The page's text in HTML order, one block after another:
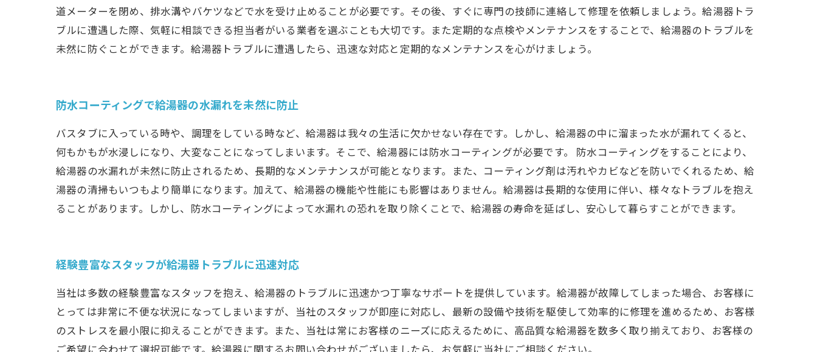
道メーターを閉め、排水溝やバケツなどで水を受け止めることが必要です。その後、すぐに専門の技師に連絡して修理を依頼しましょう。給湯器トラ
ブルに遭遇した際、気軽に相談できる担当者がいる業者を選ぶことも大切です。また定期的な点検やメンテナンスをすることで、給湯器のトラブルを
未然に防ぐことができます。給湯器トラブルに遭遇したら、迅速な対応と定期的なメンテナンスを心がけましょう。
防水コーティングで給湯器の水漏れを未然に防止
バスタブに入っている時や、調理をしている時など、給湯器は我々の生活に欠かせない存在です。しかし、給湯器の中に溜まった水が漏れてくると、
何もかもが水浸しになり、大変なことになってしまいます。そこで、給湯器には防水コーティングが必要です。 防水コーティングをすることにより、
給湯器の水漏れが未然に防止されるため、長期的なメンテナンスが可能となります。また、コーティング剤は汚れやカビなどを防いでくれるため、給
湯器の清掃もいつもより簡単になります。加えて、給湯器の機能や性能にも影響はありません。給湯器は長期的な使用に伴い、様々なトラブルを抱え
ることがあります。しかし、防水コーティングによって水漏れの恐れを取り除くことで、給湯器の寿命を延ばし、安心して暮らすことができます。
経験豊富なスタッフが給湯器トラブルに迅速対応
当社は多数の経験豊富なスタッフを抱え、給湯器のトラブルに迅速かつ丁寧なサポートを提供しています。給湯器が故障してしまった場合、お客様に
とっては非常に不便な状況になってしまいますが、当社のスタッフが即座に対応し、最新の設備や技術を駆使して効率的に修理を進めるため、お客様
のストレスを最小限に抑えることができます。また、当社は常にお客様のニーズに応えるために、高品質な給湯器を数多く取り揃えており、お客様の
ご希望に合わせて選択可能です。給湯器に関するお問い合わせがございましたら、お気軽に当社にご相談ください。